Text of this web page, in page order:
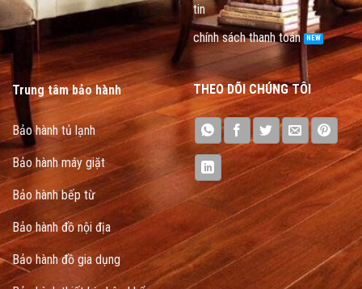
tin
chính sách thanh toán
Trung tâm bảo hành
Bảo hành tủ lạnh
Bảo hành máy giặt
Bảo hành bếp từ
Bảo hành đồ nội địa
Bảo hành đồ gia dụng
THEO DÕI CHÚNG TÔI